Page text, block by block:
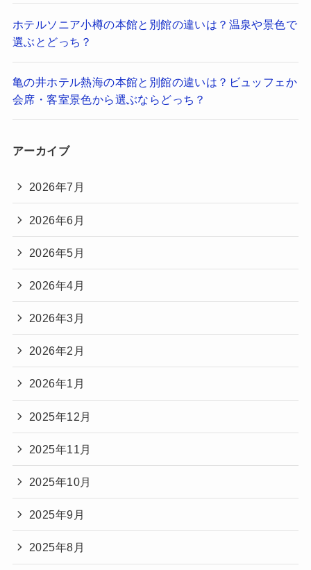
ホテルソニア小樽の本館と別館の違いは？温泉や景色で
選ぶとどっち？
亀の井ホテル熱海の本館と別館の違いは？ビュッフェか
会席・客室景色から選ぶならどっち？
アーカイブ
2026年7月
2026年6月
2026年5月
2026年4月
2026年3月
2026年2月
2026年1月
2025年12月
2025年11月
2025年10月
2025年9月
2025年8月